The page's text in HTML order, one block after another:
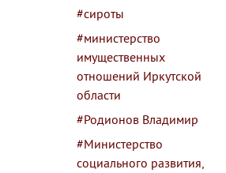
#сироты
#министерство
имущественных
отношений Иркутской
области
#Родионов Владимир
#Министерство
социального развития,